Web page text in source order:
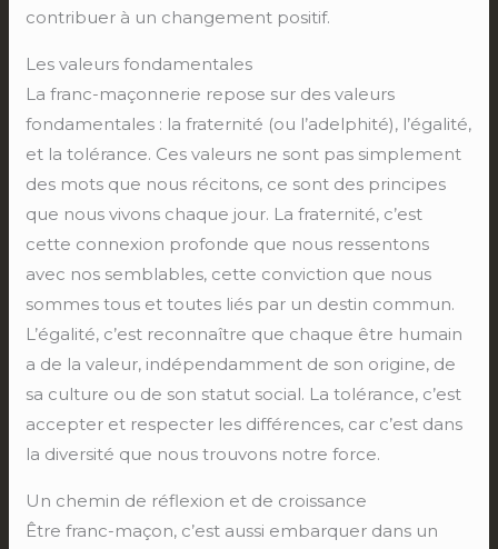
contribuer à un changement positif.
Les valeurs fondamentales
La franc-maçonnerie repose sur des valeurs
fondamentales : la fraternité (ou l’adelphité), l’égalité,
et la tolérance. Ces valeurs ne sont pas simplement
des mots que nous récitons, ce sont des principes
que nous vivons chaque jour. La fraternité, c’est
cette connexion profonde que nous ressentons
avec nos semblables, cette conviction que nous
sommes tous et toutes liés par un destin commun.
L’égalité, c’est reconnaître que chaque être humain
a de la valeur, indépendamment de son origine, de
sa culture ou de son statut social. La tolérance, c’est
accepter et respecter les différences, car c’est dans
la diversité que nous trouvons notre force.
Un chemin de réflexion et de croissance
Être franc-maçon, c’est aussi embarquer dans un